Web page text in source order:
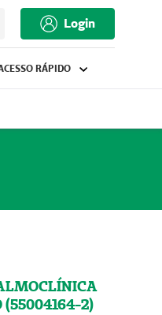
Login
RÁPIDO
(55004164-2)